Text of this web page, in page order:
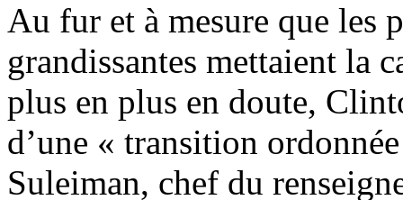
Au fur et à mesure que les
grandissantes mettaient la
plus en plus en doute,
d’une « transition
Suleiman, chef du